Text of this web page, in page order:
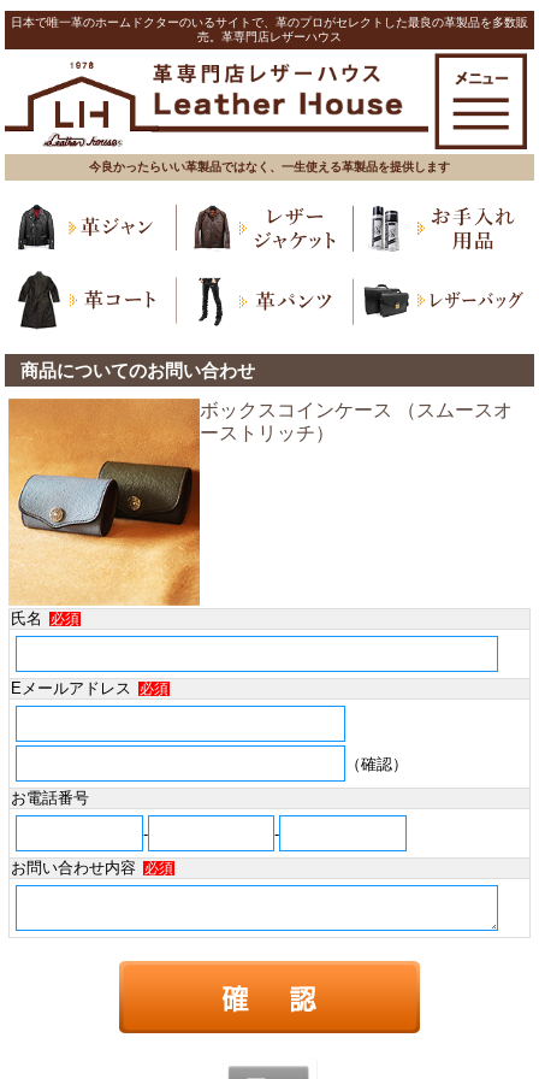
日本で唯一革のホームドクターのいるサイトで、革のプロがセレクトした最良の革製品を多数販
売。革専門店レザーハウス
今良かったらいい革製品ではなく、一生使える革製品を提供します
商品についてのお問い合わせ
ボックスコインケース （スムースオ
ーストリッチ）
氏名 必須
Eメールアドレス 必須
（確認）
お電話番号
-
-
お問い合わせ内容
必須